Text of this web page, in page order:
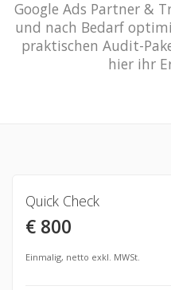
Google Ads Partner &
und nach Bedarf
praktischen Audit-
hier ihr
Quick Check
€ 800
Einmalig, netto exkl. MWSt.